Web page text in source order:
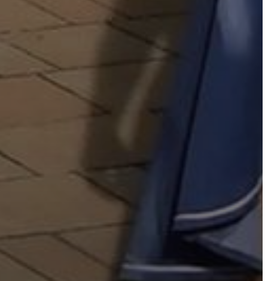
KÉPVISELŐ-
VÁROSRENDÉSZET
AZ
ÖNKORMÁNYZATI
INTÉZMÉNYEK
NYOMTATVÁNYOK